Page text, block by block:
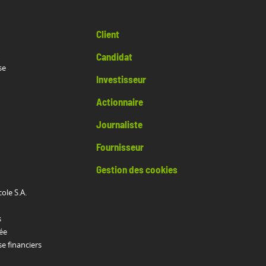
S.A.
financiers
Client
Candidat
Investisseur
Actionnaire
Journaliste
Fournisseur
Gestion des cookies